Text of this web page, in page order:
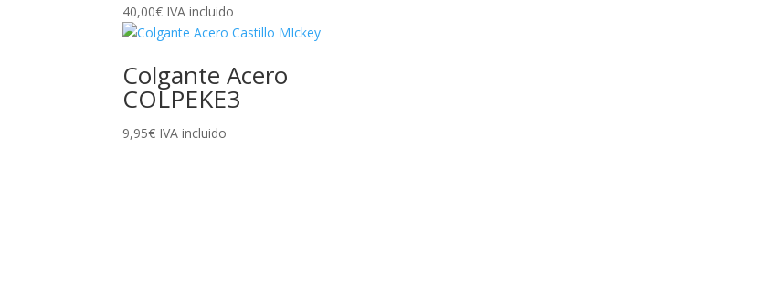
40,00€ IVA incluido
Colgante Acero
COLPEKE3
9,95€ IVA incluido